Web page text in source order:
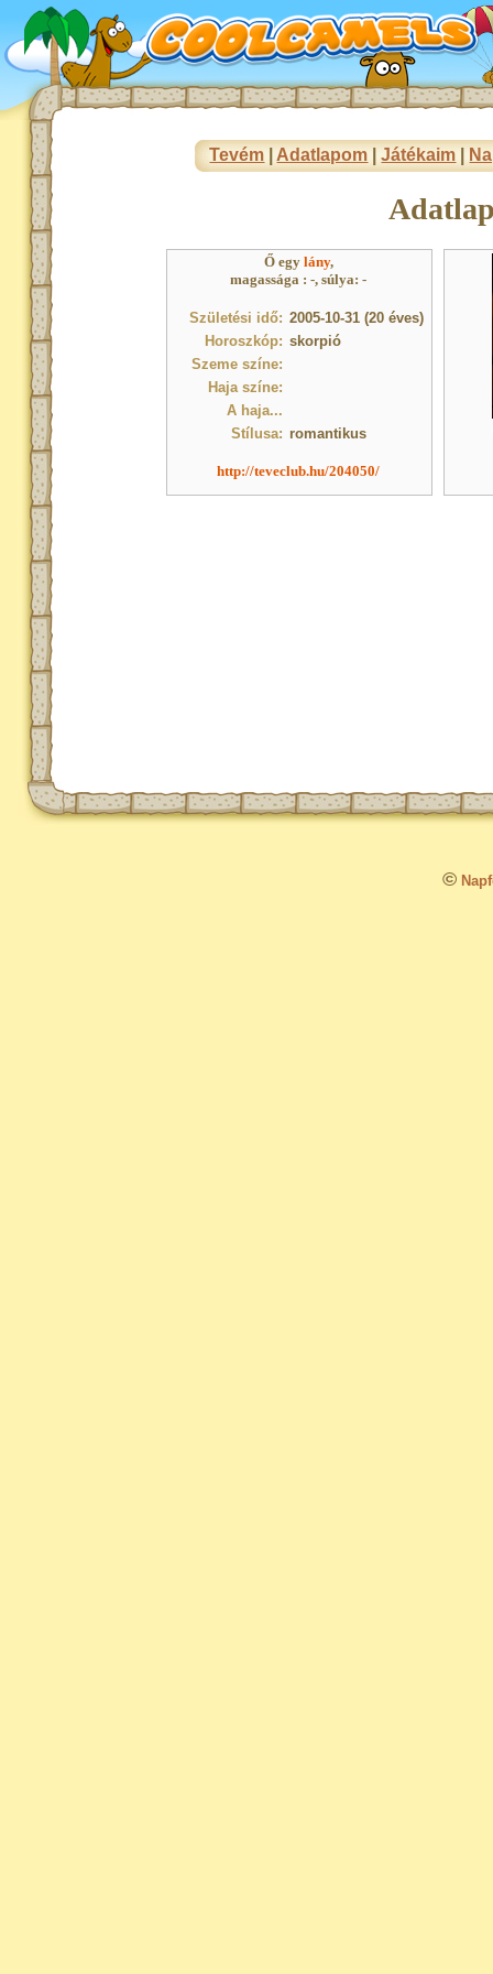
Tevém Adatlapom |Játékaim
Ő egy lány,
magassága : -, súlya: -
Születési idő: 2005-10-31 (20 éves)
Horoszkóp: skorpió
Szeme színe:
Haja színe:
A haja...
Stílusa: romantikus
http://teveclub.hu/204050/
©